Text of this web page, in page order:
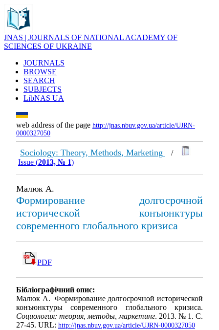
JNAS | JOURNALS OF NATIONAL ACADEMY OF
SCIENCES OF UKRAINE
JOURNALS
BROWSE
SEARCH
SUBJECTS
LibNAS UA
web address of the page http://jnas.nbuv.gov.ua/article/UJRN-
0000327050
Sociology: Theory, Methods, Marketing
/
Issue (2013, № 1)
Малюк А.
Формирование долгосрочной
исторической конъюнктуры
современного глобального кризиса
PDF
Бібліографічний опис:
Малюк А. Формирование долгосрочной исторической
конъюнктуры современного глобального кризиса.
Социология: теория, методы, маркетинг. 2013. № 1. С.
27-45. URL: http://jnas.nbuv.gov.ua/article/UJRN-0000327050